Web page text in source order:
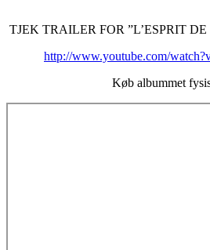
TJEK TRAILER FOR ”L’ESPRIT DE
http://www.youtube.com/
Køb albummet